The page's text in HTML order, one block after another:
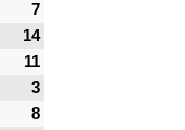
7
14
11
3
8